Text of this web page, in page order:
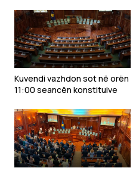
Kuvendi vazhdon sot në orën
11:00 seancën konstituive